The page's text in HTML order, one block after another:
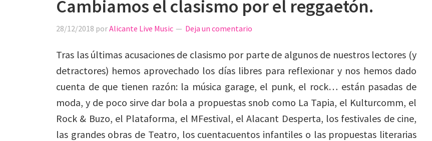
Cambiamos el clasismo por el reggaetón.
28/12/2018 porAlicante Live Music Deja un comentario
Tras las últimas acusaciones de clasismo por parte de algunos de nuestros lectores (y
detractores) hemos aprovechado los días libres para reflexionar y nos hemos dado
cuenta de que tienen razón: la música garage, el punk, el rock… están pasadas de
moda, y de poco sirve dar bola a propuestas snob como La Tapia, el Kulturcomm, el
Rock & Buzo, el Plataforma, el MFestival, el Alacant Desperta, los festivales de cine,
las grandes obras de Teatro, los cuentacuentos infantiles o las propuestas literarias